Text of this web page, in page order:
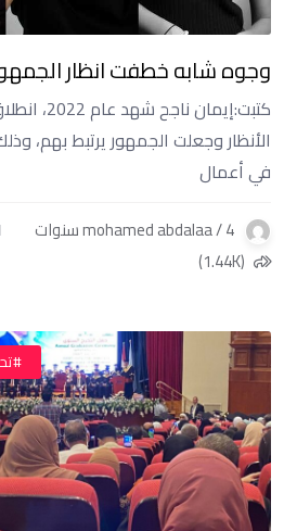
وجوه شابه خطفت انظار الجمهور
الأنظار وجعلت الجمهور يرتبط بهم،
في أعمال
mohamed abdalaa / 4 سنوات
(1.44K)